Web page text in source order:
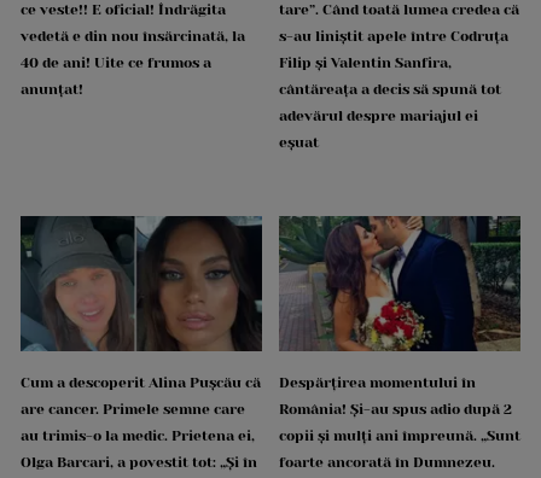
ce veste!! E oficial! Îndrăgita
vedetă e din nou însărcinată, la
40 de ani! Uite ce frumos a
anunțat!
tare”. Când toată lumea credea că
s-au liniștit apele între Codruța
Filip și Valentin Sanfira,
cântăreața a decis să spună tot
adevărul despre mariajul ei
eșuat
Cum a descoperit Alina Pușcău că
are cancer. Primele semne care
au trimis-o la medic. Prietena ei,
Olga Barcari, a povestit tot: „Și în
Despărțirea momentului în
România! Și-au spus adio după 2
copii și mulți ani împreună. „Sunt
foarte ancorată în Dumnezeu.